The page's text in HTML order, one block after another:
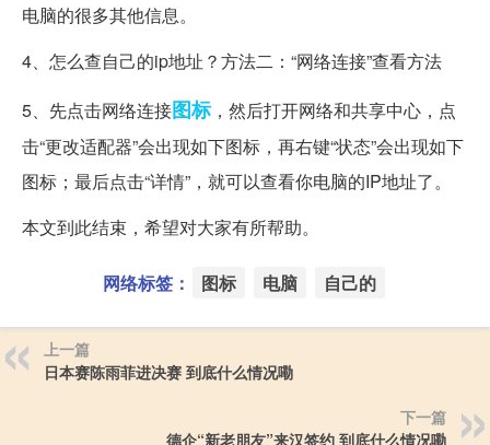
电脑的很多其他信息。
4、怎么查自己的ip地址？方法二：“网络连接”查看方法
5、先点击网络连接图标，然后打开网络和共享中心，点
击“更改适配器”会出现如下图标，再右键“状态”会出现如下
图标；最后点击“详情”，就可以查看你电脑的IP地址了。
本文到此结束，希望对大家有所帮助。
网络标签： 图标 电脑 自己的
上一篇
日本赛陈雨菲进决赛 到底什么情况嘞
下一篇
德企“新老朋友”来汉签约 到底什么情况嘞